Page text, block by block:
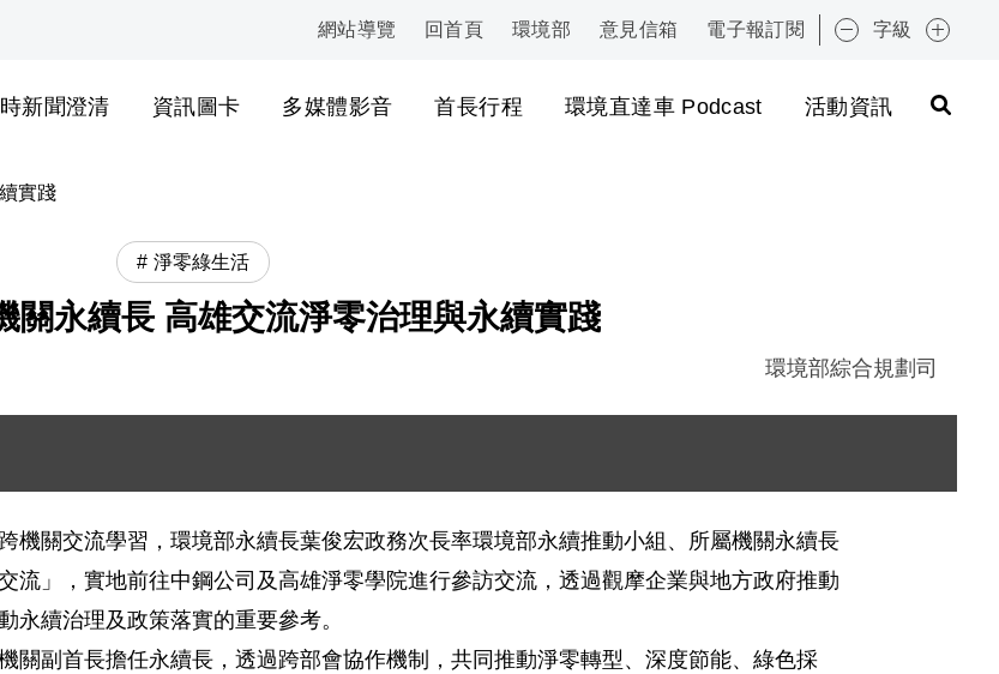
:::
網站導覽 回首頁 環境部 意見信箱 電子報訂閱 字級
新聞澄清 資訊圖卡 多媒體影音 首長行程 環境直達車 Podcast 活動資訊
:::
實踐
淨零綠生活
關永續長 高雄交流淨零治理與永續實踐
環境部綜合規劃司
關交流學習，環境部永續長葉俊宏政務次長率環境部永續推動小組、所屬機關永續長
流」，實地前往中鋼公司及高雄淨零學院進行參訪交流，透過觀摩企業與地方政府推動
永續治理及政策落實的重要參考。
副首長擔任永續長，透過跨部會協作機制，共同推動淨零轉型、深度節能、綠色採